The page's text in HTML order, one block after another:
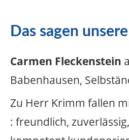
Das sagen
Carmen Fleckenstein
Babenhausen,
Zu Herr Krimm fallen
: freundlich,